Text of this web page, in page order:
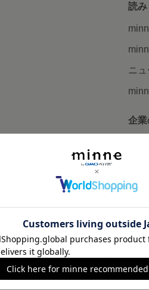
ント
読
ニュ
企
シーポリシー 会社概要 採用情報 メディ
©GMO Pepabo, Inc. All rights